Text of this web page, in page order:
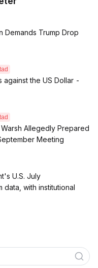
Demands Trump Drop
against the US Dollar -
Allegedly Prepared
Meeting
U.S. July
with institutional